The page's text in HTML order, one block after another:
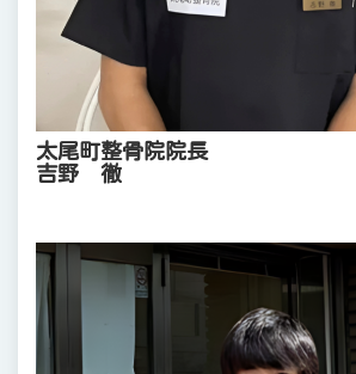
太尾町整骨院院長
吉野 徹